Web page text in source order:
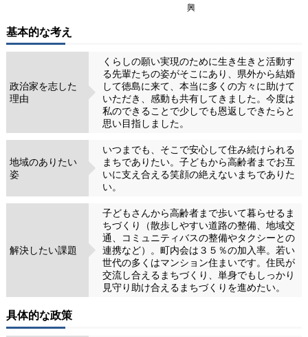
興
基本的な考え
政治家を志した
理由
くらしの願い実現のために生き生きと活動す
る先輩たちの姿がそこにあり、県外から結婚
して徳島に来て、本当に多くの方々に助けて
いただき、感動も共有してきました。今度は
私のできることで少しでも恩返しできたらと
思い目指しました。
地域のありたい
姿
いつまでも、そこで安心して住み続けられる
まちでありたい。子どもから高齢者までお互
いに支え合える笑顔の絶えないまちでありた
い。
解決したい課題
子どもさんから高齢者まで歩いて暮らせるま
ちづくり（散歩しやすい道路の整備、地域交
通、コミュニティバスの整備やタクシーとの
連携など）。町内会は３５％の加入率。若い
世代の多くはマンション住まいです。住民が
交流し合えるまちづくり、単身でもしっかり
見守り助け合えるまちづくりを進めたい。
具体的な政策